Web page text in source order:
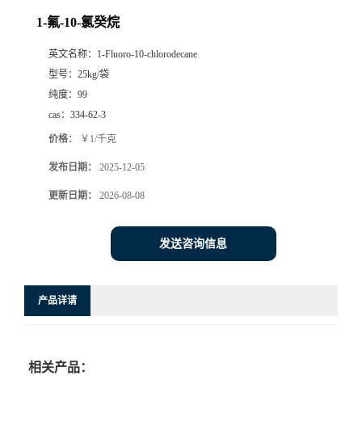
1-氟-10-氯癸烷
英文名称： 1-Fluoro-10-chlorodecane
型号： 25kg/袋
纯度： 99
cas： 334-62-3
价格： ￥1/千克
发布日期： 2025-12-05
更新日期： 2026-08-08
发送咨询信息
产品详请
相关产品：